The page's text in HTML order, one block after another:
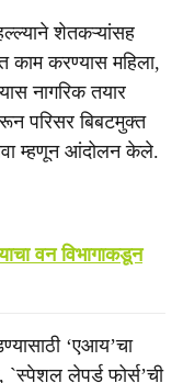
शेतकऱ्यांसह
काम करण्यास महिला,
नागरिक तयार
परिसर बिबटमुक्त
म्हणून आंदोलन केले.
वन विभागाकडून
‘एआय’चा
`स्पेशल लेपर्ड फोर्स’ची